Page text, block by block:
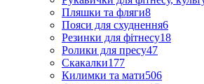
Пляшки та фляги8
Пояси для схуднення6
Резинки для фітнесу18
Ролики для пресу47
Скакалки177
Килимки та мати506